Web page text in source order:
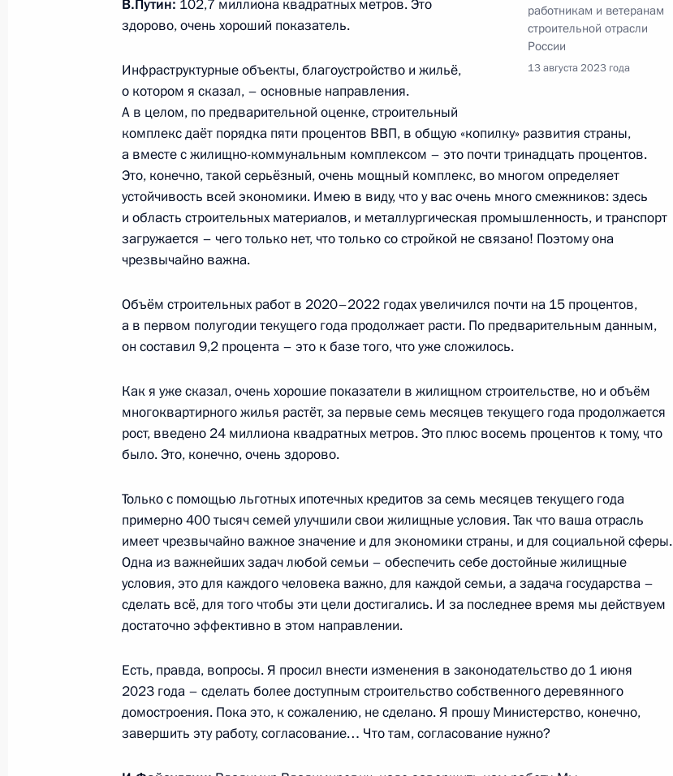
Законодательно расширен круг лиц, которым доступна
процедура внесудебного банкротства
4 августа 2023 года, 19:30
Подписан закон об особенностях регулирования корпоративных
отношений в хозяйственных обществах, являющихся
экономически значимыми организациями
4 августа 2023 года, 19:10
В законодательство внесены изменения, касающиеся вопросов
защиты прав и законных интересов физических лиц при
осуществлении возврата просроченной задолженности
В законодательство внесены изменения, регулирующие вопросы
доступа
4 августа 2023 года, 18:00
Законодательно изменён порядок расходования целевых
отчислений от азартных игр, предусматривающий их
спорта
4 августа 2023 года, 17:45
Подписан закон о проведении в ряде регионов страны
работникам и ветеранам
строительной отрасли
России
13 августа 2023 года
В.Путин: 102,7 миллиона квадратных метров. Это
здорово, очень хороший показатель.
Инфраструктурные объекты, благоустройство и жильё,
о котором я сказал, – основные направления.
А в целом, по предварительной оценке, строительный
комплекс даёт порядка пяти процентов ВВП, в общую «копилку» развития страны,
а вместе с жилищно-коммунальным комплексом – это почти тринадцать процентов.
Это, конечно, такой серьёзный, очень мощный комплекс, во многом определяет
устойчивость всей экономики. Имею в виду, что у вас очень много смежников: здесь
и область строительных материалов, и металлургическая промышленность, и транспорт
загружается – чего только нет, что только со стройкой не связано! Поэтому она
чрезвычайно важна.
Объём строительных работ в 2020–2022 годах увеличился почти на 15 процентов,
а в первом полугодии текущего года продолжает расти. По предварительным данным,
он составил 9,2 процента – это к базе того, что уже сложилось.
Как я уже сказал, очень хорошие показатели в жилищном строительстве, но и объём
многоквартирного жилья растёт, за первые семь месяцев текущего года продолжается
рост, введено 24 миллиона квадратных метров. Это плюс восемь процентов к тому, что
было. Это, конечно, очень здорово.
Только с помощью льготных ипотечных кредитов за семь месяцев текущего года
примерно 400 тысяч семей улучшили свои жилищные условия. Так что ваша отрасль
имеет чрезвычайно важное значение и для экономики страны, и для социальной сферы.
Одна из важнейших задач любой семьи – обеспечить себе достойные жилищные
условия, это для каждого человека важно, для каждой семьи, а задача государства –
сделать всё, для того чтобы эти цели достигались. И за последнее время мы действуем
достаточно эффективно в этом направлении.
Есть, правда, вопросы. Я просил внести изменения в законодательство до 1 июня
2023 года – сделать более доступным строительство собственного деревянного
домостроения. Пока это, к сожалению, не сделано. Я прошу Министерство, конечно,
завершить эту работу, согласование… Что там, согласование нужно?